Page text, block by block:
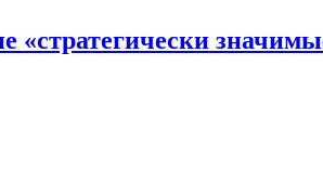
«стратегически